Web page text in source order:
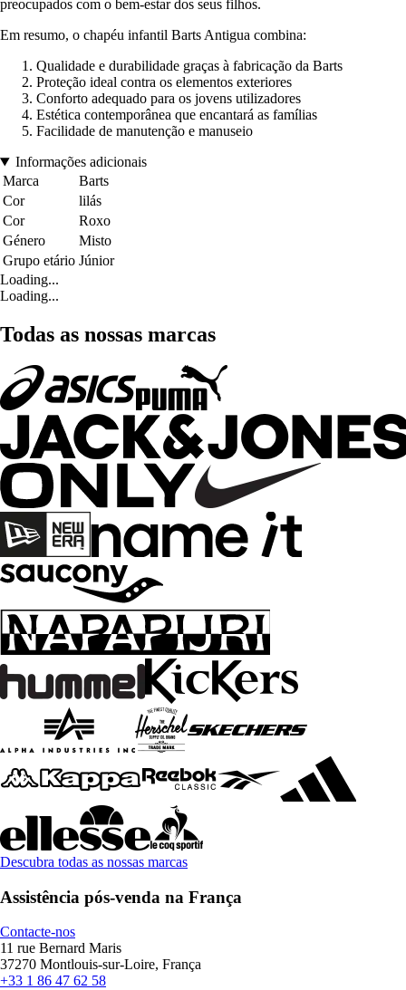
preocupados com o bem-estar dos seus filhos.
Em resumo, o chapéu infantil Barts Antigua combina:
Qualidade e durabilidade graças à fabricação da Barts
Proteção ideal contra os elementos exteriores
Conforto adequado para os jovens utilizadores
Estética contemporânea que encantará as famílias
Facilidade de manutenção e manuseio
Informações adicionais
Marca
Barts
Cor
lilás
Cor
Roxo
Género
Misto
Grupo etário Júnior
Loading...
Loading...
Todas as nossas marcas
Descubra todas as nossas marcas
Assistência pós-venda na França
Contacte-nos
11 rue Bernard Maris
37270 Montlouis-sur-Loire, França
+33 1 86 47 62 58